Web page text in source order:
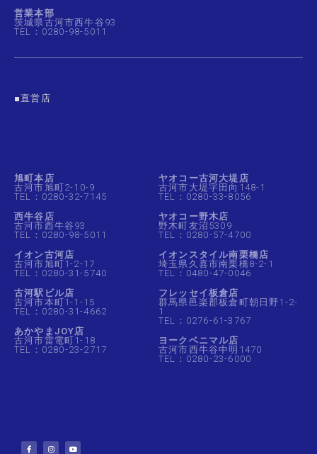
営業本部
茨城県古河市西牛谷93
TEL：0280-98-5011
■直営店
旭町本店
古河市旭町2-10-9
TEL：0280-32-7145
西牛谷店
古河市西牛谷93
TEL：0280-98-5011
イオン古河店
古河市旭町1-2-17
TEL：0280-31-5740
古河駅ビル店
古河市本町1-1-15
TEL：0280-31-4662
あかやまJOY店
古河市雷電町1-18
TEL：0280-23-2717
ヤオコー古河大堤店
古河市大堤字田向148-1
TEL：0280-33-8056
ヤオコー野木店
野木町友沼5309
TEL：0280-57-4700
イオンスタイル南栗橋店
埼玉県久喜市南栗橋8-2-1
TEL：0480-47-0046
フレッセイ板倉店
群馬県邑楽郡板倉町朝日野1-2-
1
TEL：0276-61-3767
ヨークベニマル店
古河市西牛谷中明1470
TEL：0280-23-6000